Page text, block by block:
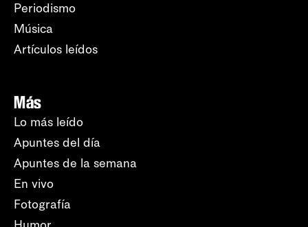
Periodismo
Música
Artículos leídos
Más
Lo más leído
Apuntes del día
Apuntes de la semana
En vivo
Fotografía